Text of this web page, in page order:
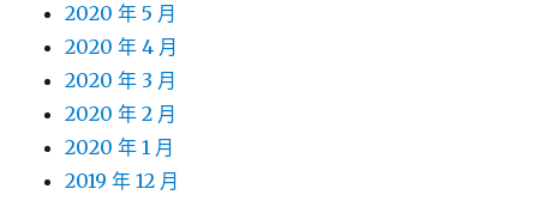
2020 年 5 月
2020 年 4 月
2020 年 3 月
2020 年 2 月
2020 年 1 月
2019 年 12 月